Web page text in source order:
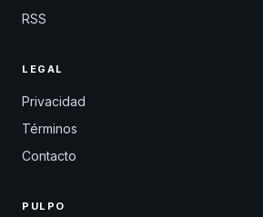
RSS
LEGAL
Privacidad
Términos
Contacto
PULPO